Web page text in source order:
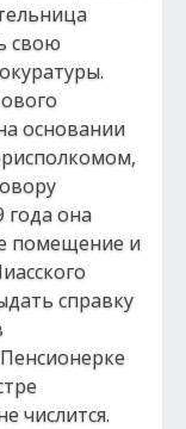
свою
основании
года она
помещение и
справку
числится.